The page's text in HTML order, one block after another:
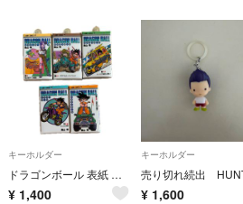
キーホルダー
ドラゴンボール 表紙 ガチャ 10〜14巻
¥ 1,400
キーホルダー
¥ 1,600